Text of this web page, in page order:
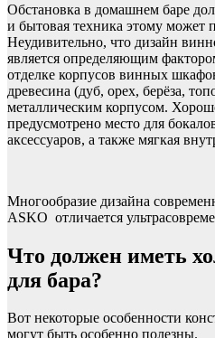
Обстановка в домашнем баре
и бытовая техника этому может
Неудивительно, что дизайн
является определяющим
отделке корпусов винных
древесина (дуб, орех, берёза,
металлическим корпусом.
предусмотрено место для
аксессуаров, а также мягкая
Многообразие дизайна
ASKO отличается
Что должен иметь
для бара?
Вот некоторые особенности
могут быть особенно полезны.